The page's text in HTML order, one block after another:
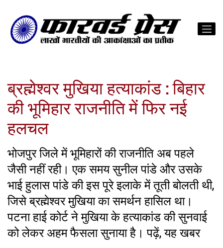
ब्रह्मेश्वर मुखिया हत्याकांड : बिहार
की भूमिहार राजनीति में फिर नई
हलचल
भोजपुर जिले में भूमिहारों की राजनीति अब पहले
जैसी नहीं रही। एक समय सुनील पांडे और उसके
भाई हुलास पांडे की इस पूरे इलाके में तूती बोलती थी,
जिसे ब्रह्मेश्वर मुखिया का समर्थन हासिल था।
पटना हाई कोर्ट ने मुखिया के हत्याकांड की सुनवाई
को लेकर अहम फैसला सुनाया है। पढ़ें, यह खबर